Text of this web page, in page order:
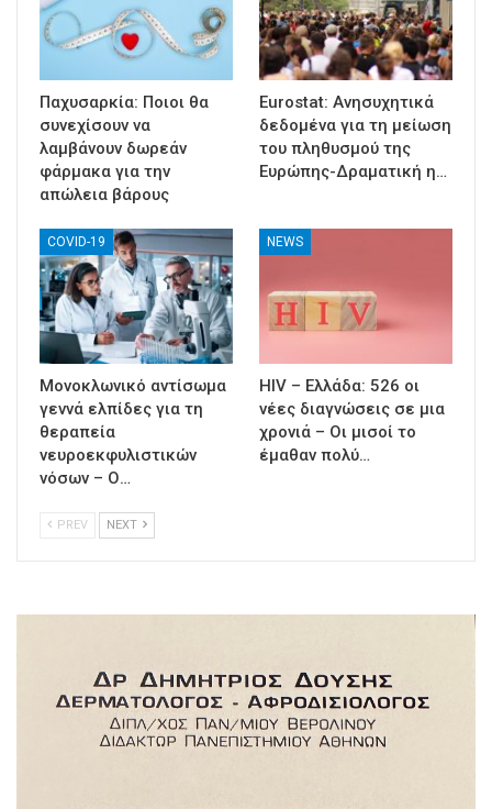
Παχυσαρκία: Ποιοι θα
συνεχίσουν να
λαμβάνουν δωρεάν
φάρμακα για την
απώλεια βάρους
Eurostat: Ανησυχητικά
δεδομένα για τη μείωση
του πληθυσμού της
Ευρώπης-Δραματική η…
COVID-19
Μονοκλωνικό αντίσωμα
γεννά ελπίδες για τη
θεραπεία
νευροεκφυλιστικών
νόσων – Ο…
NEWS
HIV – Ελλάδα: 526 οι
νέες διαγνώσεις σε μια
χρονιά – Οι μισοί το
έμαθαν πολύ…
PREV NEXT